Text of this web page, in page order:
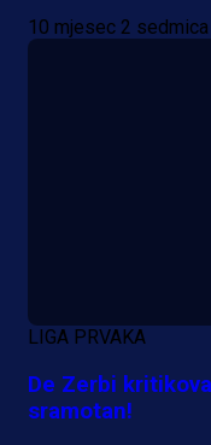
Sjajna
Real
10 mjesec 2 sedmica
LIGA PRVAKA
De Zerbi
sramotan!